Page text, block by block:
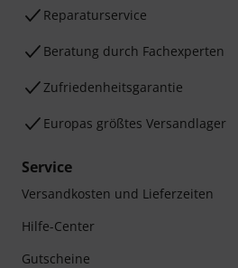
Reparaturservice
Beratung durch Fachexperten
Zufriedenheitsgarantie
Europas größtes Versandlager
Service
Versandkosten und Lieferzeiten
Hilfe-Center
Gutscheine